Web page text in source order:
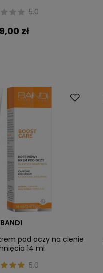
5.0
zł
BANDI
pod oczy na cienie
14 ml
5.0